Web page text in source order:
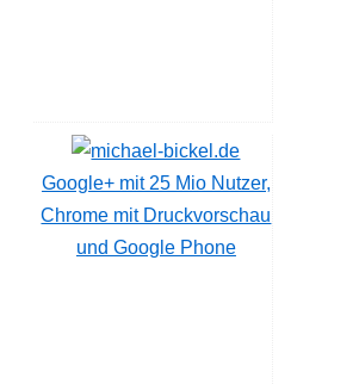
Google+ mit 25 Mio Nutzer,
Chrome mit Druckvorschau
und Google Phone